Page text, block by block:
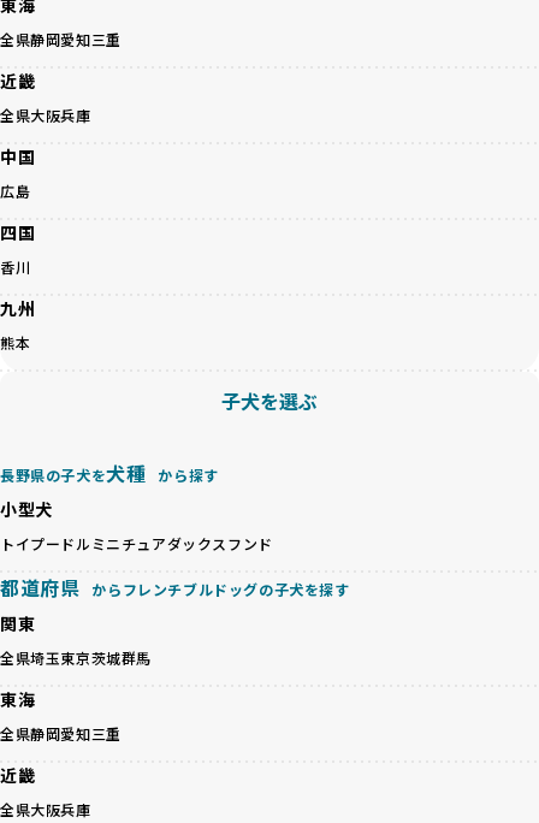
ゃんを家族のように愛するという理念を共有するブリーダー
のみを厳選しています。これにより、ユーザーの皆さんに安
「BreederFamilesのワンちゃんに優しい18の評価基準」は
こちら
BreederFamiliesでは、すべてのブリーダーを書類審査、直
接のヒアリング、現地確認を通じて厳しく評価しています。
ーダー自身の理念や姿勢までも丁寧に確認しています。
さらに、こうした評価結果は透明性を持って公開されている
だけます。
徹底した透明性こそが、BreederFamiliesの大きな特徴で
BreederFamiliesは、ペット業界が抱える命の大量生産・大
題に真摯に向き合っています。優良ブリーダーとの直接取引
を促進することで、無駄な命の消費を減らし、命を大切にす
る社会の実現を目指しています。
さらに、売上の一部を保護団体や保護団体を支援する公益法
の取り組みが不十分であることを理由に寄付を断られる中、
BreederFamiliesはその姿勢が評価され、寄付が実現してい
ます。この活動により、保護が必要なワンちゃんの救済や保
護活動の支援にも貢献しています。
BreederFamiliesのこうした取り組みは、目の前の子犬だけ
でなく、すべてのワンちゃんに優しい未来を創るための大き
な一歩です。ユーザーの皆さんがBreederFamiliesを通じて
子犬をお迎えすることで、こうした社会貢献活動を間接的に
支えることができます。
ペットショップやペットオークションは、流通過程でワンち
られるなど、心身に大きな負担がかかります。このような環
境は、ストレスや感染リスクを増大させるだけでなく、ワン
があります。
優良ブリーダーは、ワンちゃんの健康と幸せを第一に考え、
ことを大切にしています。また、彼らはお迎え先を自身で確
認し、ワンちゃんが安心して暮らせる環境を整えるために直
一方で、営利優先ブリーダーは、広範囲に販売するためにペ
近年、「小さくて可愛い」「珍しい毛色」という見た目の特
徴が人気を集め、高値で取引されることが多くなっていま
す。しかし、こうした特徴には健康リスクが伴う場合が少な
くありません。極小サイズは骨や心臓に負担がかかりやす
く、レアカラーには遺伝疾患のリスクが高まることがありま
営利優先ブリーダーは、このような流行や需要に応じて無理
な繁殖を行いがちです。小柄な母犬を繁殖に多用して体に負
ど、健康を犠牲にした管理がされることもあります。このよ
うな方法では、ワンちゃんの免疫力や体力が低下し、飼い主
ます。
優良ブリーダーは、こうした流行に流されず、ワンちゃんの
全県静岡愛知三重
近畿
全県大阪兵庫
中国
広島
四国
香川
九州
熊本
子犬を選ぶ
長野県の子犬を犬種 から探す
小型犬
トイプードル ミニチュアダックスフンド
都道府県 からフレンチブルドッグの子犬を探す
関東
全県埼玉東京茨城群馬
東海
全県静岡愛知三重
近畿
全県大阪兵庫